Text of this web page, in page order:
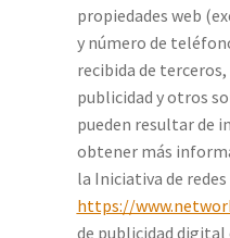
propiedades web
y número de
recibida de
publicidad y otros
pueden resultar de
obtener más
la Iniciativa de
https://
de publicidad digital